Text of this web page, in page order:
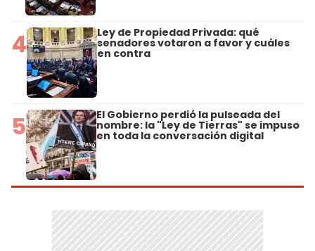
4 Ley de Propiedad Privada: qué
senadores votaron a favor y cuáles
en contra
5 El Gobierno perdió la pulseada del
nombre: la "Ley de Tierras" se impuso
en toda la conversación digital